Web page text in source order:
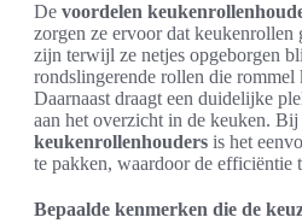
De voordelen
zorgen ze ervoor dat
zijn terwijl ze netjes opgeborgen
rondslingerende rollen die rommel
Daarnaast draagt een duidelijke
aan het overzicht in de keuken.
keukenrollenhouders is het
te pakken, waardoor de efficiëntie
Bepaalde kenmerken die de